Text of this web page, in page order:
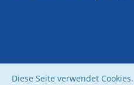
Diese Seite verwendet